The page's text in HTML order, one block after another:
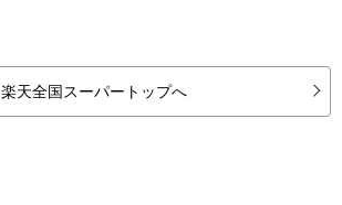
楽天全国スーパートップへ